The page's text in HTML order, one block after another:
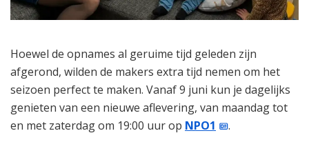
Hoewel de opnames al geruime tijd geleden zijn
afgerond, wilden de makers extra tijd nemen om het
seizoen perfect te maken. Vanaf 9 juni kun je dagelijks
genieten van een nieuwe aflevering, van maandag tot
en met zaterdag om 19:00 uur op NPO1 .